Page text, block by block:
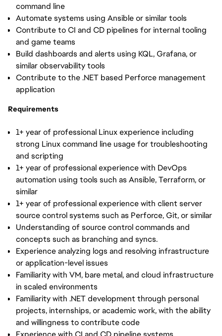
command line
Automate systems using Ansible or similar tools
Contribute to CI and CD pipelines for internal tooling
and game teams
Build dashboards and alerts using KQL, Grafana, or
similar observability tools
Contribute to the .NET based Perforce management
application
Requirements
1+ year of professional Linux experience including
strong Linux command line usage for troubleshooting
and scripting
1+ year of professional experience with DevOps
automation using tools such as Ansible, Terraform, or
similar
1+ year of professional experience with client server
source control systems such as Perforce, Git, or similar
Understanding of source control commands and
concepts such as branching and syncs.
Experience analyzing logs and resolving infrastructure
or application-level issues
Familiarity with VM, bare metal, and cloud infrastructure
in scaled environments
Familiarity with .NET development through personal
projects, internships, or academic work, with the ability
and willingness to contribute code